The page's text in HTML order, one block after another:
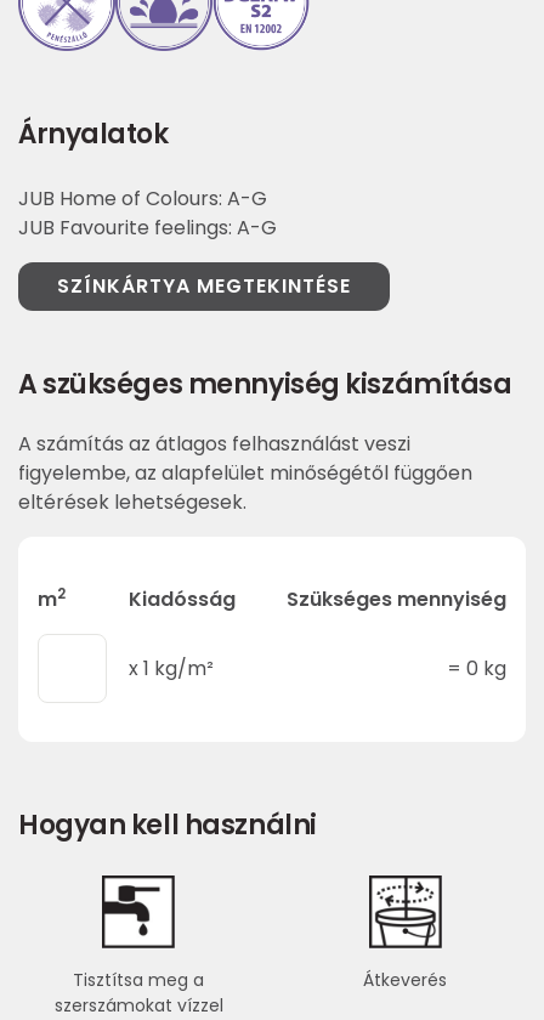
Árnyalatok
JUB Home of Colours: A-G
JUB Favourite feelings: A-G
SZÍNKÁRTYA MEGTEKINTÉSE
A szükséges mennyiség kiszámítása
A számítás az átlagos felhasználást veszi
figyelembe, az alapfelület minőségétől függően
eltérések lehetségesek.
m2 Kiadósság Szükséges mennyiség
x1 kg/m² = 0 kg
Hogyan kell használni
Tisztítsa meg a
szerszámokat vízzel
Átkeverés